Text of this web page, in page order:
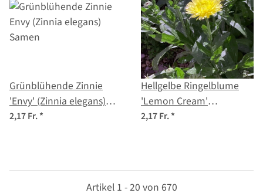
Grünblühende Zinnie
'Envy' (Zinnia elegans)
Samen
2,17 Fr.*
Hellgelbe Ringelblume
'Lemon Cream'
(Calendula officinalis)
2,17 Fr.*
Artikel 1 - 20 von 670